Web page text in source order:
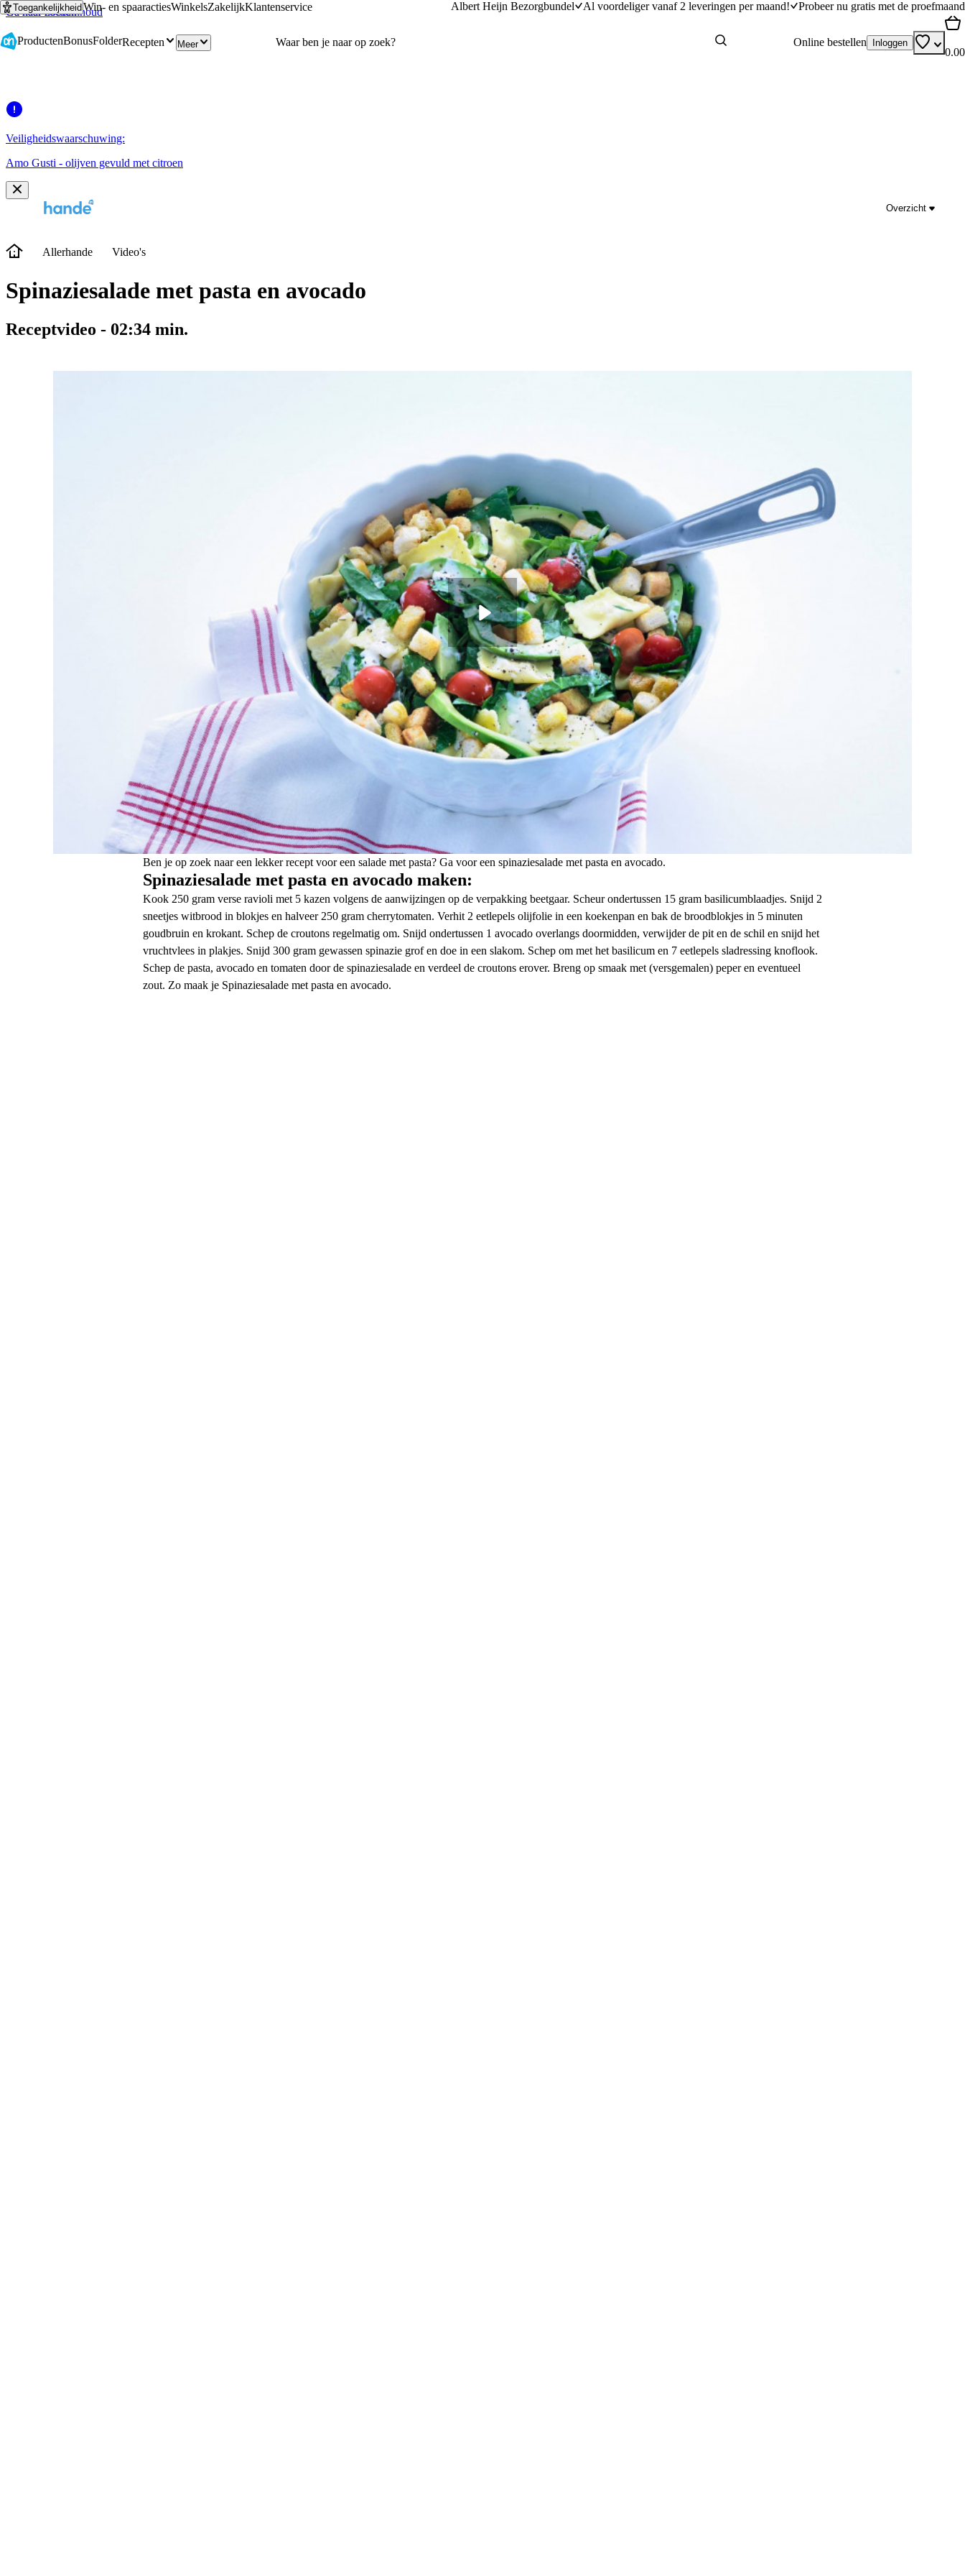
Ga naar hoofdinhoud
Ga naar zoeken
ToegankelijkheidWin- en spaaractiesWinkelsZakelijkKlantenservice Albert Heijn Bezorgbundel Al voordeliger vanaf 2 leveringen per maand! Probeer nu gratis met de proefmaand
ProductenBonusFolderRecepten Meer Online bestellen Inloggen
0.00
Veiligheidswaarschuwing:
Amo Gusti - olijven gevuld met citroen
Overzicht
Allerhande Video's
Spinaziesalade met pasta en avocado
Receptvideo - 02:34 min.
Ben je op zoek naar een lekker recept voor een salade met pasta? Ga voor een spinaziesalade met pasta en avocado.
Spinaziesalade met pasta en avocado maken:
Kook 250 gram verse ravioli met 5 kazen volgens de aanwijzingen op de verpakking beetgaar. Scheur ondertussen 15 gram basilicumblaadjes. Snijd 2
sneetjes witbrood in blokjes en halveer 250 gram cherrytomaten. Verhit 2 eetlepels olijfolie in een koekenpan en bak de broodblokjes in 5 minuten
goudbruin en krokant. Schep de croutons regelmatig om. Snijd ondertussen 1 avocado overlangs doormidden, verwijder de pit en de schil en snijd het
vruchtvlees in plakjes. Snijd 300 gram gewassen spinazie grof en doe in een slakom. Schep om met het basilicum en 7 eetlepels sladressing knoflook.
Schep de pasta, avocado en tomaten door de spinaziesalade en verdeel de croutons erover. Breng op smaak met (versgemalen) peper en eventueel
zout. Zo maak je Spinaziesalade met pasta en avocado.